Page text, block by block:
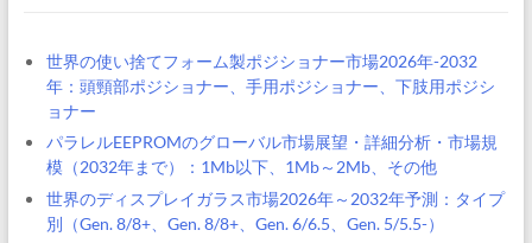
世界の使い捨てフォーム製ポジショナー市場2026年-2032
年：頭頸部ポジショナー、手用ポジショナー、下肢用ポジシ
ョナー
パラレルEEPROMのグローバル市場展望・詳細分析・市場規
模（2032年まで）：1Mb以下、1Mb～2Mb、その他
世界のディスプレイガラス市場2026年～2032年予測：タイプ
別（Gen. 8/8+、Gen. 8/8+、Gen. 6/6.5、Gen. 5/5.5-）